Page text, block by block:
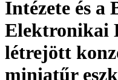
Intézete és
Elektronikai
létrejött
miniatűr